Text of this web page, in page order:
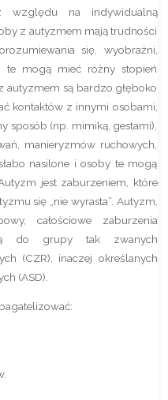
względu na indywidualną
z autyzmem mają trudności
się, wyobraźni,
te mogą mieć różny stopień
autyzmem są bardzo głęboko
kontaktów z innymi osobami,
sposób (np. mimiką, gestami),
manieryzmów ruchowych,
nasilone i osoby te mogą
jest zaburzeniem, które
się „nie wyrasta”. Autyzm,
całościowe zaburzenia
do grupy tak zwanych
(CZR), inaczej określanych
(ASD).